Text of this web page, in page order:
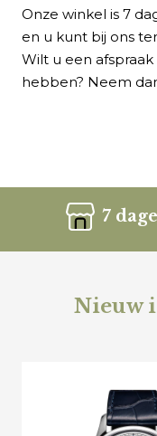
Onze winkel is 7
en u kunt bij ons
Wilt u een
hebben? Neem
7
Nieuw